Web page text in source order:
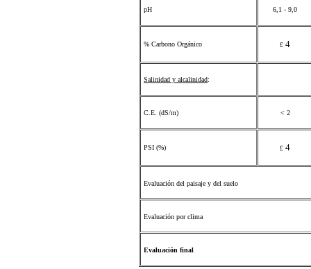
pH 6,1 - 9,0
% Carbono Orgánico £ 4
Salinidad y alcalinidad:
C.E. (dS/m) < 2
PSI (%) £ 4
Evaluación del paisaje y del suelo
Evaluación por clima
Evaluación final